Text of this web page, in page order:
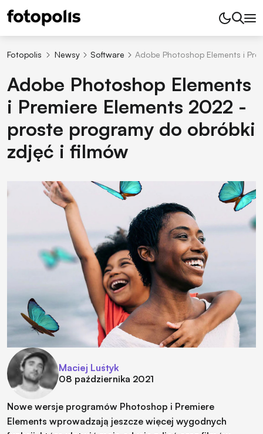
Fotopolis Newsy Software Adobe Photoshop Elements i
Adobe Photoshop Elements
i Premiere Elements 2022 -
proste programy do obróbki
zdjęć i filmów
Maciej Luśtyk
08 października 2021
Nowe wersje programów Photoshop i Premiere
Elements wprowadzają jeszcze więcej wygodnych